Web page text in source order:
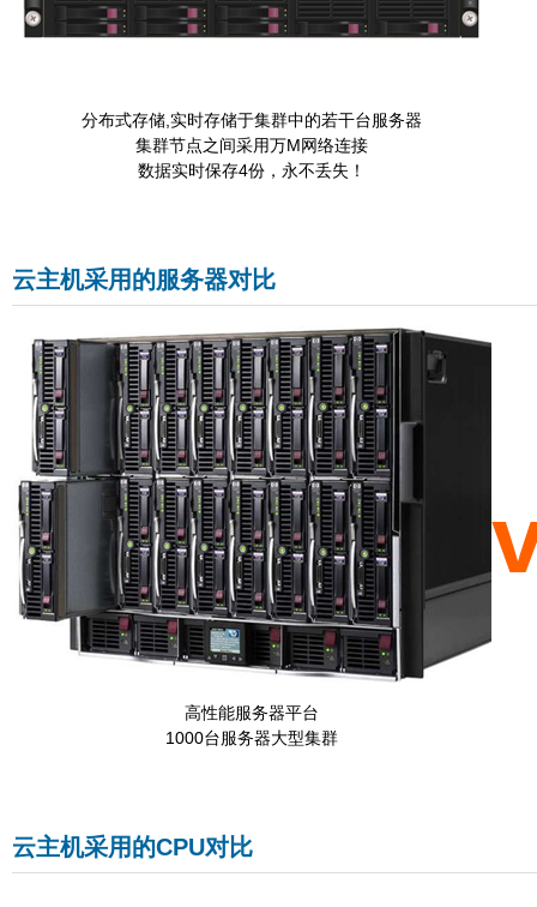
分布式存储,实时存储于集群中的若干台服务器
集群节点之间采用万M网络连接
数据实时保存4份，永不丢失！
云主机采用的服务器对比
高性能服务器平台
1000台服务器大型集群
云主机采用的CPU对比